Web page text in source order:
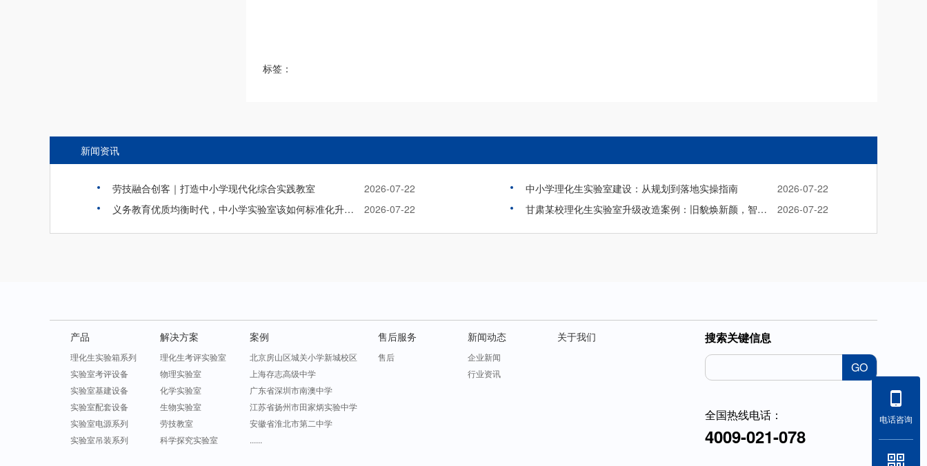
电话咨询
标签：
新闻资讯
劳技融合创客｜打造中小学现代化综合实践教室 2026-07-22 中小学理化生实验室建设：从规划到落地实操指南
2026-07-22
义务教育优质均衡时代，中小学实验室该如何标准化升级？
2026-07-22 甘肃某校理化生实验室升级改造案例：旧貌焕新颜，智教启新程 2026-07-22
产品
理化生实验箱系列
实验室考评设备
实验室基建设备
实验室配套设备
实验室电源系列
实验室吊装系列
解决方案
理化生考评实验室
物理实验室
化学实验室
生物实验室
劳技教室
科学探究实验室
案例
北京房山区城关小学新城校区
上海存志高级中学
广东省深圳市南澳中学
江苏省扬州市田家炳实验中学
安徽省淮北市第二中学
......
售后服务
售后
新闻动态
企业新闻
行业资讯
关于我们
搜索关键信息
GO
全国热线电话：
4009-021-078